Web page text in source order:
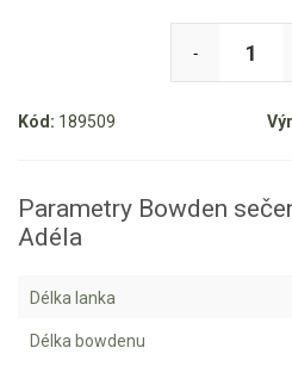
AKU zahradní technika
Aku sekačky
Aku AL-KO
Kód: 189509
-
Parametry Bowden
Adéla
Délka lanka
Délka bowdenu